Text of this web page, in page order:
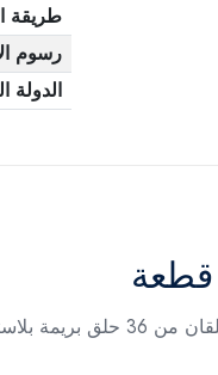
طريقة
رسوم
الدولة
أضيفي لمسة من الأناقة